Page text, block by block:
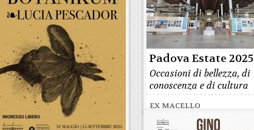
Padova Estate 2025
Occasioni di bellezza, di
conoscenza e di cultura
EX MACELLO